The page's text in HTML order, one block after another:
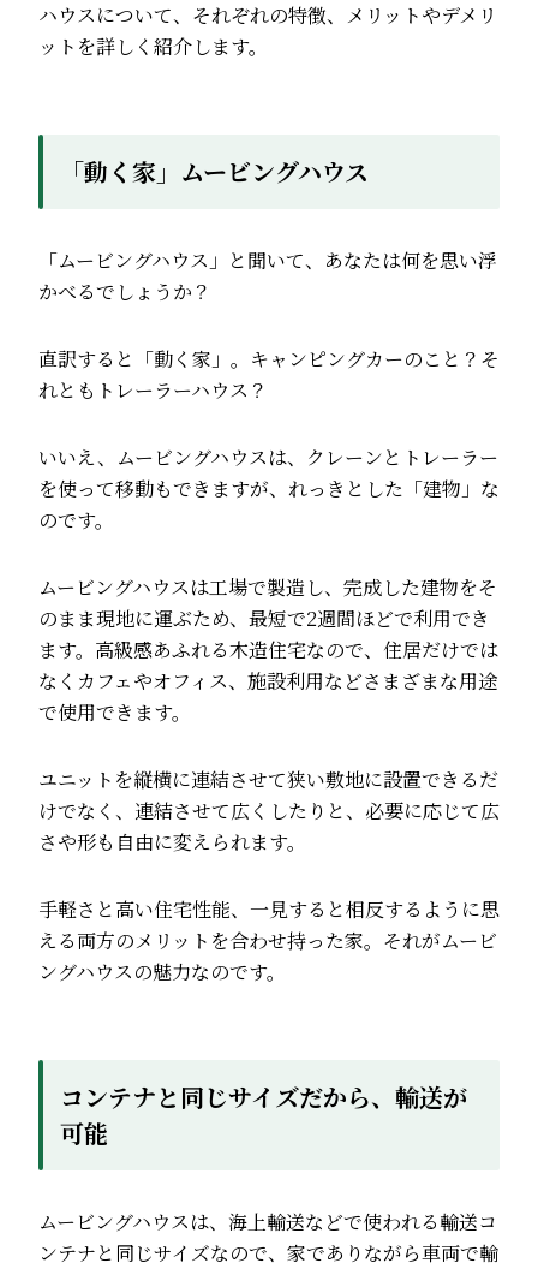
ハウスについて、それぞれの特徴、メリットやデメリ
ットを詳しく紹介します。
「動く家」ムービングハウス
「ムービングハウス」と聞いて、あなたは何を思い浮
かべるでしょうか？
直訳すると「動く家」。キャンピングカーのこと？そ
れともトレーラーハウス？
いいえ、ムービングハウスは、クレーンとトレーラー
を使って移動もできますが、れっきとした「建物」な
のです。
ムービングハウスは工場で製造し、完成した建物をそ
のまま現地に運ぶため、最短で2週間ほどで利用でき
ます。高級感あふれる木造住宅なので、住居だけでは
なくカフェやオフィス、施設利用などさまざまな用途
で使用できます。
ユニットを縦横に連結させて狭い敷地に設置できるだ
けでなく、連結させて広くしたりと、必要に応じて広
さや形も自由に変えられます。
手軽さと高い住宅性能、一見すると相反するように思
える両方のメリットを合わせ持った家。それがムービ
ングハウスの魅力なのです。
コンテナと同じサイズだから、輸送が
可能
ムービングハウスは、海上輸送などで使われる輸送コ
ンテナと同じサイズなので、家でありながら車両で輸